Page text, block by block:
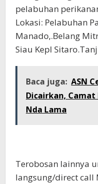
pelabuhan
Lokasi: Pelabuhan
Manado,.Belang
Siau Kepl
Baca juga: ASN
Dicairkan, Camat
Nda Lama
Terobosan lainnya
langsung/direct call